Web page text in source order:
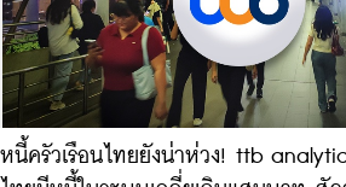
หนี้ครัวเรือนไทยยังน่าห่วง! ttb